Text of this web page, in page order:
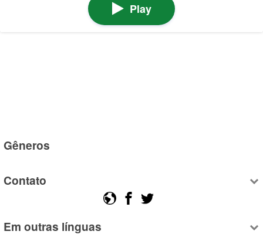
Play
Gêneros
Contato
Em outras línguas